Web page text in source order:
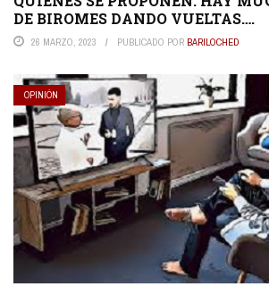
DE BIROMES DANDO VUELTAS….
26 MARZO, 2023 PUBLICADO POR BARILOCHED
OPINIÓN